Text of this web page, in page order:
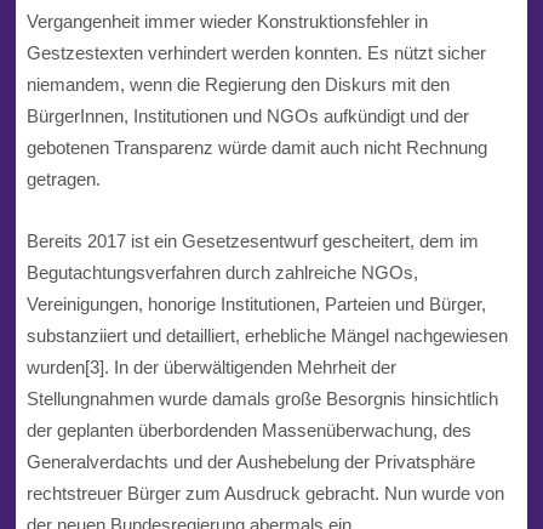
Vergangenheit immer wieder Konstruktionsfehler in
Gestzestexten verhindert werden konnten. Es nützt sicher
niemandem, wenn die Regierung den Diskurs mit den
BürgerInnen, Institutionen und NGOs aufkündigtund der
gebotenen Transparenz würde damit auch nicht Rechnung
getragen.
Bereits 2017 ist ein Gesetzesentwurf gescheitert, dem im
Begutachtungsverfahren durch zahlreiche NGOs,
Vereinigungen, honorige Institutionen, Parteien und Bürger,
substanziiert und detailliert, erhebliche Mängel nachgewiesen
wurden[3]. In der überwältigenden Mehrheit der
Stellungnahmen wurde damals große Besorgnis hinsichtlich
der geplanten überbordenden Massenüberwachung, des
Generalverdachts und der Aushebelung der Privatsphäre
rechtstreuer Bürger zum Ausdruck gebracht. Nun wurde von
der neuen Bundesregierung abermals ein